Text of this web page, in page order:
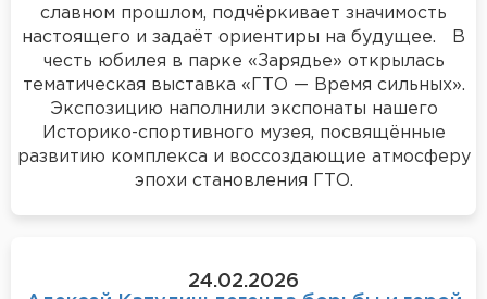
славном прошлом, подчёркивает значимость
настоящего и задаёт ориентиры на будущее. В
честь юбилея в парке «Зарядье» открылась
тематическая выставка «ГТО — Время сильных».
Экспозицию наполнили экспонаты нашего
Историко-спортивного музея, посвящённые
развитию комплекса и воссоздающие атмосферу
эпохи становления ГТО.
24.02.2026